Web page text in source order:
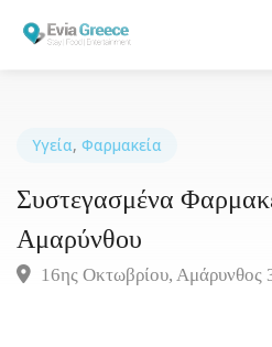
Τοποθεσία
Όλες οι Κατηγορίες
Υγεία, Φαρμακεία
Συστεγασμένα
Αμαρύνθου
16ης Οκτωβρίου, Αμάρυνθος